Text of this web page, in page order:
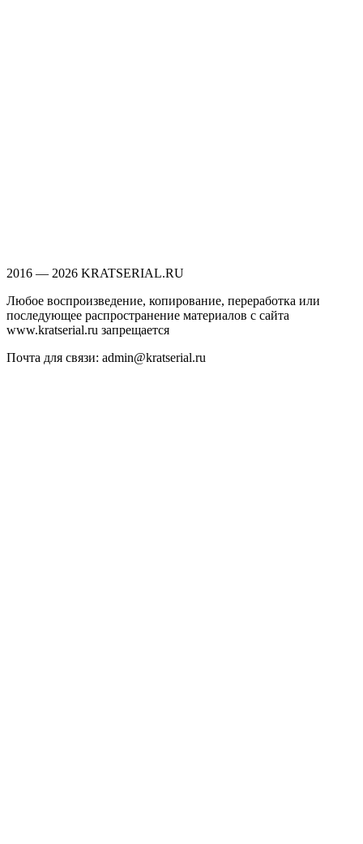
2016 — 2026 KRATSERIAL.RU
Любое воспроизведение, копирование, переработка или
последующее распространение материалов с сайта
www.kratserial.ru запрещается
Почта для связи: admin@kratserial.ru